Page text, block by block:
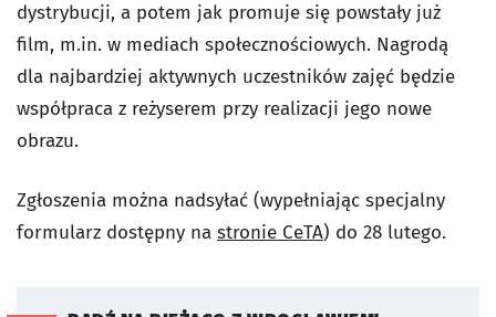
dystrybucji, a potem jak promuje się powstały już
film, m.in. w mediach społecznościowych. Nagrodą
dla najbardziej aktywnych uczestników zajęć będzie
współpraca z reżyserem przy realizacji jego nowe
obrazu.
Zgłoszenia można nadsyłać (wypełniając specjalny
formularz dostępny na stronie CeTA) do 28 lutego.